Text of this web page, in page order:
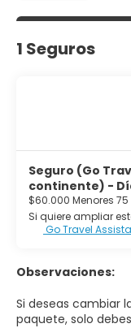
1 Seguros
Seguro (Go
continente) -
$60.000 Menores
Si quiere ampliar
Go Travel
Observaciones:
Si deseas cambiar
paquete, solo